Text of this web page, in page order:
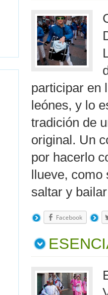
participar en
leónes, y lo
tradición de
original. Un
por hacerlo
llueve,
saltar y
Facebook